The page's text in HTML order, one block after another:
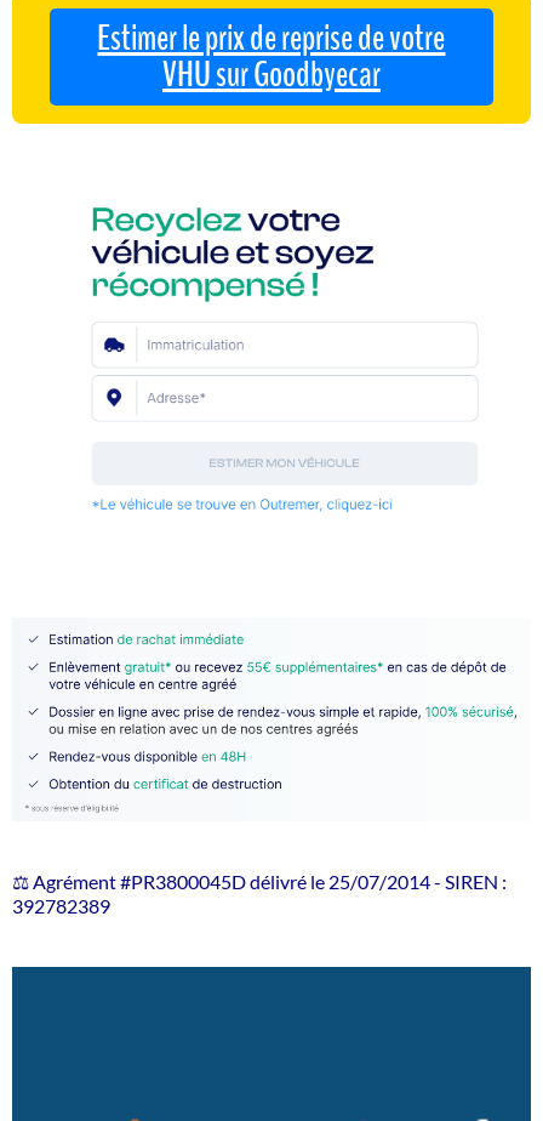
Estimer le prix de reprise de votre
VHU sur Goodbyecar
⚖️ Agrément #PR3800045D délivré le 25/07/2014 - SIREN :
392782389